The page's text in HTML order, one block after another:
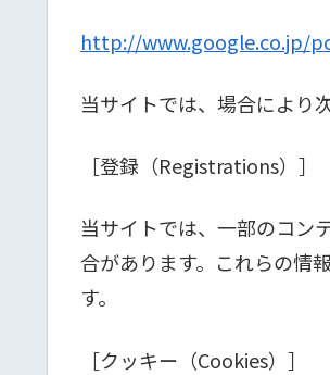
http://www.google.co.jp/
当サイトでは、場合により
［登録（Registrations）］
当サイトでは、一部のコン
合があります。これらの情
す。
［クッキー（Cookies）］